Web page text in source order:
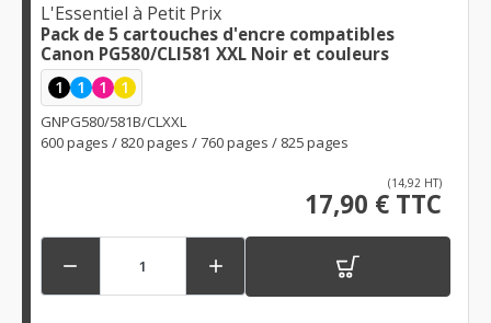
L'Essentiel à Petit Prix
Pack de 5 cartouches d'encre compatibles
Canon PG580/CLI581 XXL Noir et couleurs
1 1 1 1
GNPG580/581B/CLXXL
600 pages / 820 pages / 760 pages / 825 pages
(14,92 HT)
17,90 € TTC
 